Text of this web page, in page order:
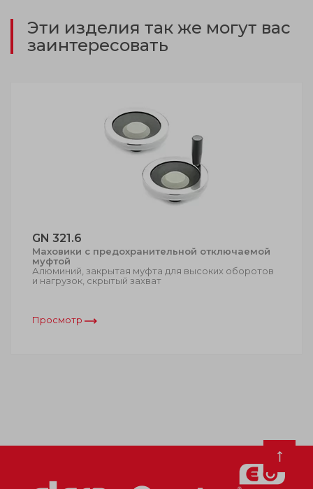
Эти изделия так же могут вас
заинтересовать
GN 321.6
Маховики с предохранительной отключаемой
муфтой
Алюминий, закрытая муфта для высоких оборотов
и нагрузок, скрытый захват
Просмотр